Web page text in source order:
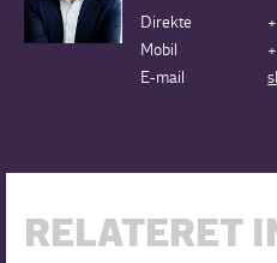
Direkte
Mobil
E-mail
RELATERET